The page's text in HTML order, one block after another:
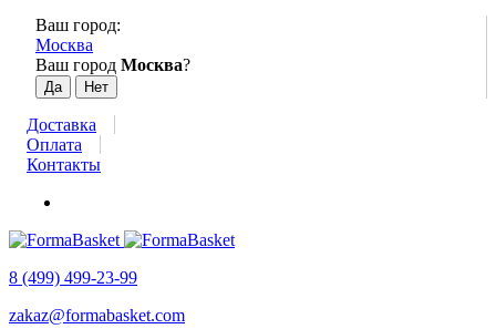
Ваш город:
Москва
Ваш город Москва?
Доставка
Оплата
Контакты
8 (499) 499-23-99
zakaz@formabasket.com